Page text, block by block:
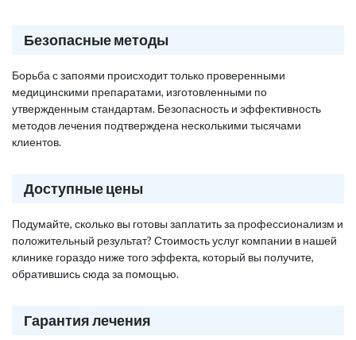
Безопасные методы
Борьба с запоями происходит только проверенными
медицинскими препаратами, изготовленными по
утвержденным стандартам. Безопасность и эффективность
методов лечения подтверждена несколькими тысячами
клиентов.
Доступные цены
Подумайте, сколько вы готовы заплатить за профессионализм и
положительный результат? Стоимость услуг компании в нашей
клинике гораздо ниже того эффекта, который вы получите,
обратившись сюда за помощью.
Гарантия лечения